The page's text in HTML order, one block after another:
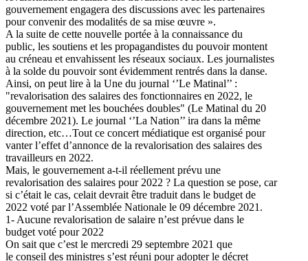
gouvernement engagera des discussions avec les partenaires
pour convenir des modalités de sa mise œuvre ».
A la suite de cette nouvelle portée à la connaissance du
public, les soutiens et les propagandistes du pouvoir montent
au créneau et envahissent les réseaux sociaux. Les journalistes
à la solde du pouvoir sont évidemment rentrés dans la danse.
Ainsi, on peut lire à la Une du journal ‘’Le Matinal’’ :
"revalorisation des salaires des fonctionnaires en 2022, le
gouvernement met les bouchées doubles" (Le Matinal du 20
décembre 2021). Le journal ‘’La Nation’’ ira dans la même
direction, etc…Tout ce concert médiatique est organisé pour
vanter l’effet d’annonce de la revalorisation des salaires des
travailleurs en 2022.
Mais, le gouvernement a-t-il réellement prévu une
revalorisation des salaires pour 2022 ? La question se pose, car
si c’était le cas, celait devrait être traduit dans le budget de
2022 voté par l’Assemblée Nationale le 09 décembre 2021.
1- Aucune revalorisation de salaire n’est prévue dans le
budget voté pour 2022
On sait que c’est le mercredi 29 septembre 2021 que
le conseil des ministres s’est réuni pour adopter le décret